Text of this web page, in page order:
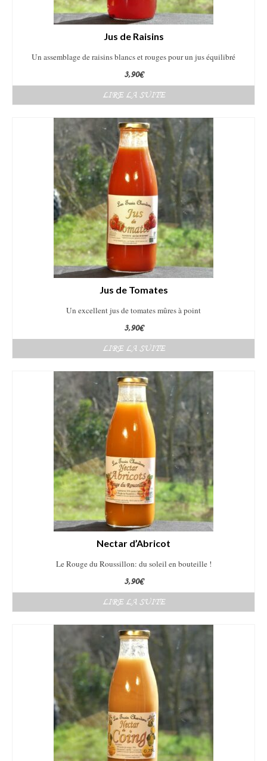
Jus de Raisins
Un assemblage de raisins blancs et rougespour un jus équilibré
3,90€
LIRE LA SUITE
Jus de Tomates
Un excellent jus de tomates mûres à point
3,90€
LIRE LA SUITE
Nectar d’Abricot
Le Rouge du Roussillon: du soleil en bouteille !
3,90€
LIRE LA SUITE